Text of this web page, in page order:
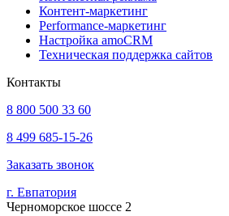
Контент-маркетинг
Performance-маркетинг
Настройка amoCRM
Техническая поддержка сайтов
Контакты
8 800 500 33 60
8 499 685-15-26
Заказать звонок
г. Евпатория
Черноморское шоссе 2